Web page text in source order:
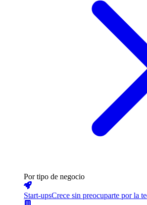
Por tipo de negocio
Start-upsCrece sin preocuparte por la